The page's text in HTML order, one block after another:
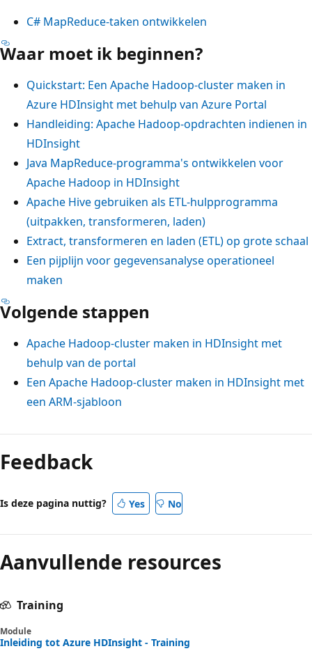
C# MapReduce-taken ontwikkelen
Waar moet ik beginnen?
Quickstart: Een Apache Hadoop-cluster maken in
Azure HDInsight met behulp van Azure Portal
Handleiding: Apache Hadoop-opdrachten indienen in
HDInsight
Java MapReduce-programma's ontwikkelen voor
Apache Hadoop in HDInsight
Apache Hive gebruiken als ETL-hulpprogramma
(uitpakken, transformeren, laden)
Extract, transformeren en laden (ETL) op grote schaal
Een pijplijn voor gegevensanalyse operationeel
maken
Volgende stappen
Apache Hadoop-cluster maken in HDInsight met
behulp van de portal
Een Apache Hadoop-cluster maken in HDInsight met
een ARM-sjabloon
Feedback
Is deze pagina nuttig? Yes No
Aanvullende resources
Training
Module
Inleiding tot Azure HDInsight - Training